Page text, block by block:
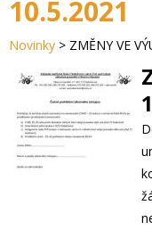
10.5.2021
Novinky > ZMĚNY VE